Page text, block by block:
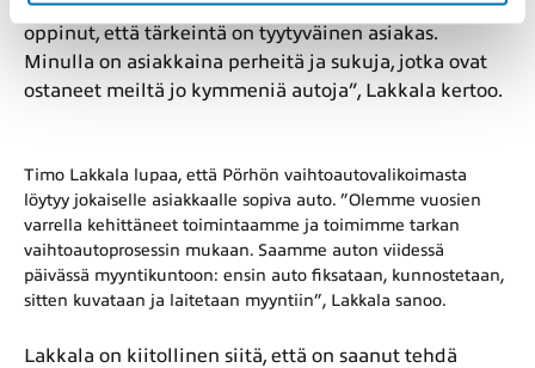
”Kun on ollut 35 vuotta asiakaspalveluammatissa, on
oppinut, että tärkeintä on tyytyväinen asiakas.
Minulla on asiakkaina perheitä ja sukuja, jotka ovat
ostaneet meiltä jo kymmeniä autoja”, Lakkala kertoo.
Timo Lakkala lupaa, että Pörhön vaihtoautovalikoimasta
löytyy jokaiselle asiakkaalle sopiva auto. ”Olemme vuosien
varrella kehittäneet toimintaamme ja toimimme tarkan
vaihtoautoprosessin mukaan. Saamme auton viidessä
päivässä myyntikuntoon: ensin auto fiksataan, kunnostetaan,
sitten kuvataan ja laitetaan myyntiin”, Lakkala sanoo.
Lakkala on kiitollinen siitä, että on saanut tehdä